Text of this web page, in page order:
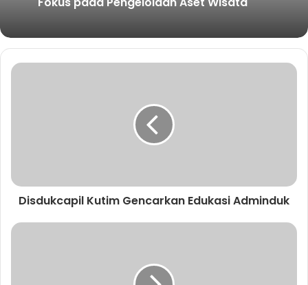
Disdukcapil Kutim Gencarkan Edukasi Adminduk